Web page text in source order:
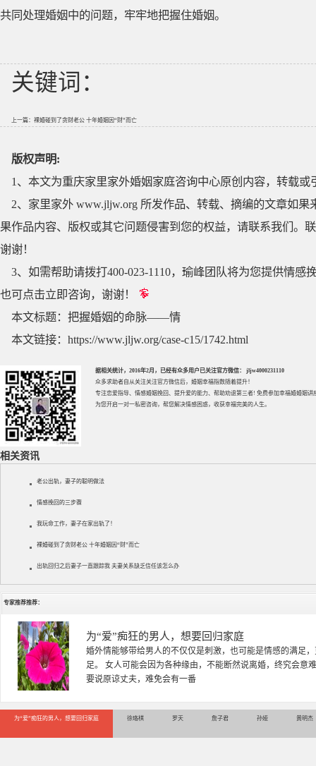
共同处理婚姻中的问题，牢牢地把握住婚姻。
关键词：
上一篇： 裸婚碰到了贪财老公 十年婚姻因“财”而亡
版权声明:
1、本文为重庆家里家外婚姻家庭咨询中心原创内容，转载
2、家里家外 www.jljw.org 所发作品、转载、摘编的文章如
果作品内容、版权或其它问题侵害到您的权益，请联系我们。
谢谢！
3、如需帮助请拨打400-023-1110，瑜峰团队将为您提供情
也可点击立即咨询，谢谢！
本文标题： 把握婚姻的命脉——情
本文链接： https://www.jljw.org/case-c15/1742.html
据相关统计，2016年2月，已经有众多用户已关注官方微信： jljw4000231110
众多求助者自从关注关注官方微信后，婚姻幸福指数随着提升！
专注恋爱指导、 情感婚姻挽回 、提升爱的能力、帮助劝退第三者! 免费参加幸福婚婚姻讲
为您开启一对一私密咨询，帮您解决情感困惑，收获幸福完美的人生。
相关资讯
老公出轨，妻子的聪明做法
情感挽回的三步骤
我玩命工作，妻子在家出轨了！
裸婚碰到了贪财老公 十年婚姻因“财”而亡
出轨回归之后妻子一直跟踪我 夫妻关系缺乏信任该怎么办
专家推荐推荐：
徐珞棋
徐珞棋，婚姻家庭咨询师，毕业于重庆师范大学心理学专业
多年，对婚姻情感分析、恋爱择偶、夫妻关系，情感挽回、
千小时，积累了丰富的咨
为“爱”痴狂的男人，想要回归家庭 徐珞棋 罗天 詹子君 孙娅 黄明杰